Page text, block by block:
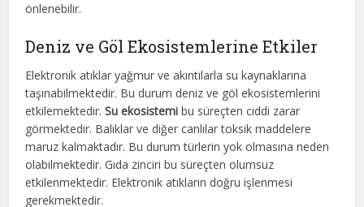
önlenebilir.
Deniz ve Göl Ekosistemlerine Etkiler
Elektronik atıklar yağmur ve akıntılarla su kaynaklarına
taşınabilmektedir. Bu durum deniz ve göl ekosistemlerini
etkilemektedir.Su ekosistemi bu süreçten ciddi zarar
görmektedir. Balıklar ve diğer canlılar toksik maddelere
maruz kalmaktadır. Bu durum türlerin yok olmasına neden
olabilmektedir. Gıda zinciri bu süreçten olumsuz
etkilenmektedir. Elektronik atıkların doğru işlenmesi
gerekmektedir.